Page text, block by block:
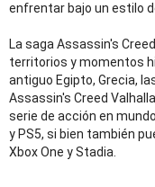
enfrentar bajo un estilo
La saga Assassin's
territorios y momentos
antiguo Egipto, Grecia,
Assassin's Creed
serie de acción en
y PS5, si bien también
Xbox One y Stadia.